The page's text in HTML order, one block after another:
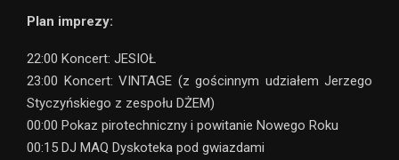
Plan imprezy:
22:00 Koncert: JESIOŁ
23:00 Koncert: VINTAGE (z gościnnym udziałem Jerzego
Styczyńskiego z zespołu DŻEM)
00:00 Pokaz pirotechniczny i powitanie Nowego Roku
00:15 DJ MAQ Dyskoteka pod gwiazdami